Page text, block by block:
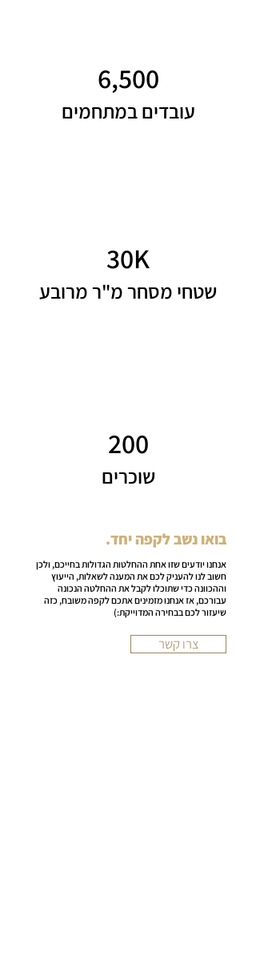
6,500
עובדים במתחמים
30K
שטחי מסחר מ"ר מרובע
200
שוכרים
בואו נשב לקפה יחד.
אנחנו יודעים שזו אחת ההחלטות הגדולות בחייכם, ולכן
חשוב לנו להעניק לכם את המענה לשאלות, הייעוץ
וההכוונה כדי שתוכלו לקבל את ההחלטה הנכונה
עבורכם, אז אנחנו מזמינים אתכם לקפה משובח, כזה
שיעזור לכם בבחירה המדוייקת:)
צרו קשר